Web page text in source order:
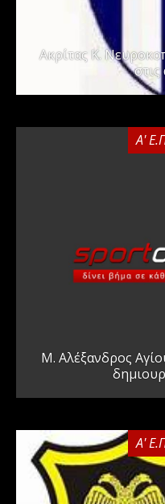
Ακρίτας Κ.
στις
Α'
Μ. Αλέξανδρος
Α'